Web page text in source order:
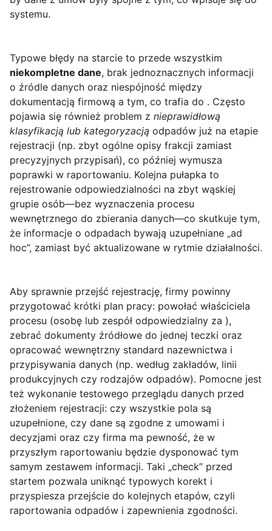
systemu.
Typowe błędy na starcie to przede wszystkim
niekompletne dane, brak jednoznacznych informacji
o źródle danych oraz niespójność między
dokumentacją firmową a tym, co trafia do . Często
pojawia się również problem z nieprawidłową
klasyfikacją lub kategoryzacją odpadów już na etapie
rejestracji (np. zbyt ogólne opisy frakcji zamiast
precyzyjnych przypisań), co później wymusza
poprawki w raportowaniu. Kolejna pułapka to
rejestrowanie odpowiedzialności na zbyt wąskiej
grupie osób—bez wyznaczenia procesu
wewnętrznego do zbierania danych—co skutkuje tym,
że informacje o odpadach bywają uzupełniane „ad
hoc”, zamiast być aktualizowane w rytmie działalności.
Aby sprawnie przejść rejestrację, firmy powinny
przygotować krótki plan pracy: powołać właściciela
procesu (osobę lub zespół odpowiedzialny za ),
zebrać dokumenty źródłowe do jednej teczki oraz
opracować wewnętrzny standard nazewnictwa i
przypisywania danych (np. według zakładów, linii
produkcyjnych czy rodzajów odpadów). Pomocne jest
też wykonanie testowego przeglądu danych przed
złożeniem rejestracji: czy wszystkie pola są
uzupełnione, czy dane są zgodne z umowami i
decyzjami oraz czy firma ma pewność, że w
przyszłym raportowaniu będzie dysponować tym
samym zestawem informacji. Taki „check” przed
startem pozwala uniknąć typowych korekt i
przyspiesza przejście do kolejnych etapów, czyli
raportowania odpadów i zapewnienia zgodności.